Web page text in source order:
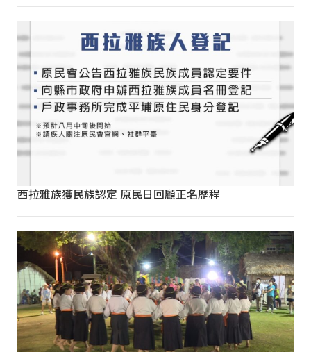
西拉雅族獲民族認定 原民日回顧正名歷程